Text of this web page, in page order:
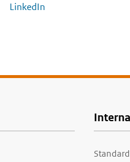
LinkedIn